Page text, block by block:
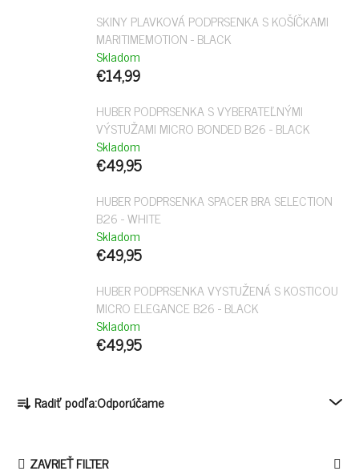
SKINY PLAVKOVÁ PODPRSENKA S KOŠÍČKAMI
MARITIMEMOTION - BLACK
Skladom
€14,99
HUBER PODPRSENKA S VYBERATEĽNÝMI
VÝSTUŽAMI MICRO BONDED B26 - BLACK
Skladom
€49,95
HUBER PODPRSENKA SPACER BRA SELECTION
B26 - WHITE
Skladom
€49,95
HUBER PODPRSENKA VYSTUŽENÁ S KOSTICOU
MICRO ELEGANCE B26 - BLACK
Skladom
€49,95
Radiť podľa:Odporúčame
ZAVRIEŤ FILTER